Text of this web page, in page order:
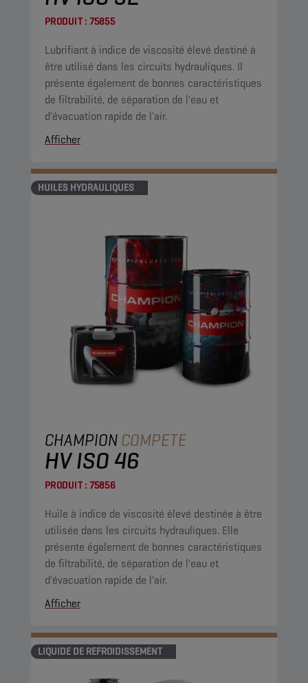
PRODUIT : 75855
Lubrifiant à indice de viscosité élevé destiné à
être utilisé dans les circuits hydrauliques. Il
présente également de bonnes caractéristiques
de filtrabilité, de séparation de l'eau et
d'évacuation rapide de l'air.
Afficher
HUILES HYDRAULIQUES
CHAMPIONCOMPETE
HV ISO 46
PRODUIT : 75856
Huile à indice de viscosité élevé destinée à être
utilisée dans les circuits hydrauliques. Elle
présente également de bonnes caractéristiques
de filtrabilité, de séparation de l'eau et
d'évacuation rapide de l'air.
Afficher
LIQUIDE DE REFROIDISSEMENT